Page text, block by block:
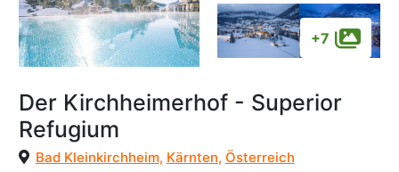
+7
Der Kirchheimerhof - Superior
Refugium
Bad Kleinkirchheim, Kärnten, Österreich